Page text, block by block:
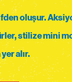
oluşur.
stilize mini
alır.